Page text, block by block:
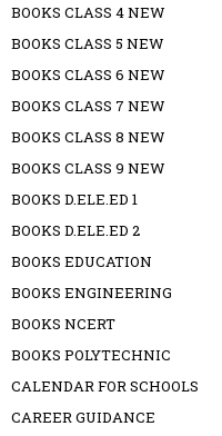
BOOKS CLASS 4 NEW
BOOKS CLASS 5 NEW
BOOKS CLASS 6 NEW
BOOKS CLASS 7 NEW
BOOKS CLASS 8 NEW
BOOKS CLASS 9 NEW
BOOKS D.ELE.ED 1
BOOKS D.ELE.ED 2
BOOKS EDUCATION
BOOKS ENGINEERING
BOOKS NCERT
BOOKS POLYTECHNIC
CALENDAR FOR SCHOOLS
CAREER GUIDANCE